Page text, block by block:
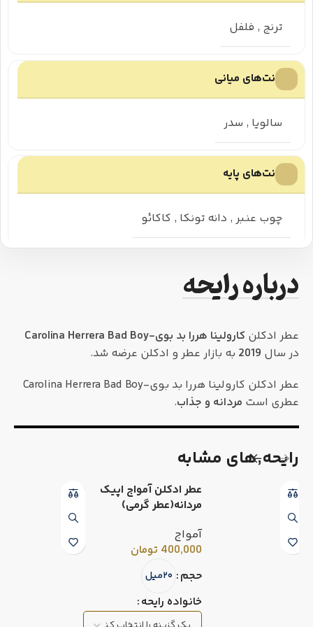
ترنج , فلفل
نت‌های میانی
سالویا , سدر
نت‌های پایه
چوب عنبر , دانه تونکا , کاکائو
درباره رایحه
عطر ادکلن کارولینا هررا بد بوی-Carolina Herrera Bad Boy
در سال 2019 به بازار عطر و ادکلن عرضه شد.
عطر ادکلن کارولینا هررا بد بوی-Carolina Herrera Bad Boy
عطری است مردانه و جذاب.
رایحه٬های مشابه
عطر ادکلن آمواج اپیک
مردانه(عطر گرمی)
آمواج
400,000 تومان
حجم ۲۰میل
خانواده رایحه